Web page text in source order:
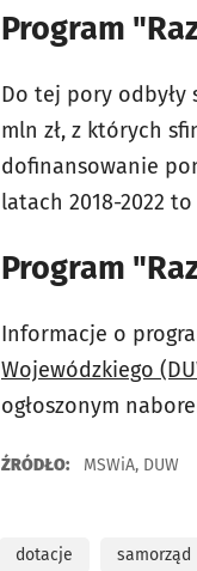
Program
Do tej pory odbyły
mln zł, z których
dofinansowanie
latach 2018-2022
Program
Informacje o
Wojewódzkiego
ogłoszonym
ŹRÓDŁO: MSWiA, DUW
dotacje samorząd